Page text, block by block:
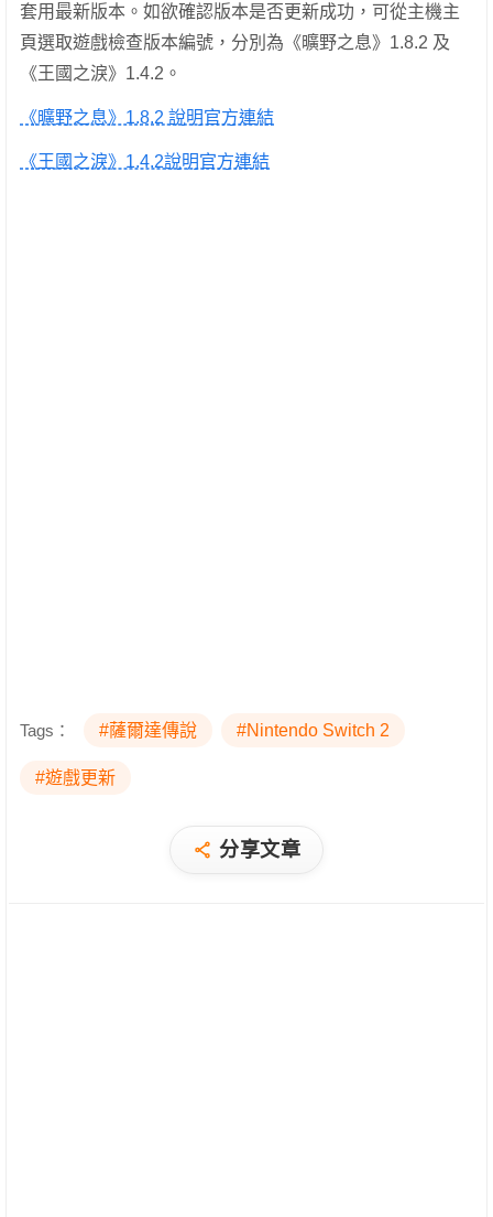
套用最新版本。如欲確認版本是否更新成功，可從主機主
頁選取遊戲檢查版本編號，分別為《曠野之息》1.8.2 及
《王國之淚》1.4.2。
《曠野之息》1.8.2 說明官方連結
《王國之淚》1.4.2說明官方連結
Tags： #薩爾達傳說 #Nintendo Switch 2
#遊戲更新
分享文章